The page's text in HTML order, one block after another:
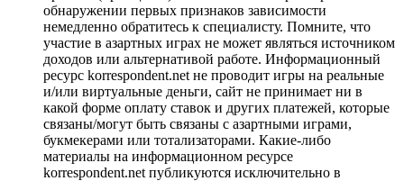
обнаружении первых признаков зависимости
немедленно обратитесь к специалисту. Помните, что
участие в азартных играх не может являться источником
доходов или альтернативой работе. Информационный
ресурс korrespondent.net не проводит игры на реальные
и/или виртуальные деньги, сайт не принимает ни в
какой форме оплату ставок и других платежей, которые
связаны/могут быть связаны с азартными играми,
букмекерами или тотализаторами. Какие-либо
материалы на информационном ресурсе
korrespondent.net публикуются исключительно в